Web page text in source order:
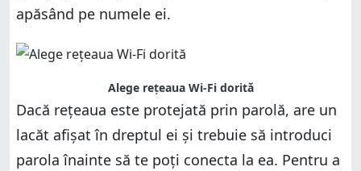
apăsând pe numele ei.
Alege rețeaua Wi-Fi dorită
Dacă rețeaua este protejată prin parolă, are un
lacăt afișat în dreptul ei și trebuie să introduci
parola înainte să te poți conecta la ea. Pentru a